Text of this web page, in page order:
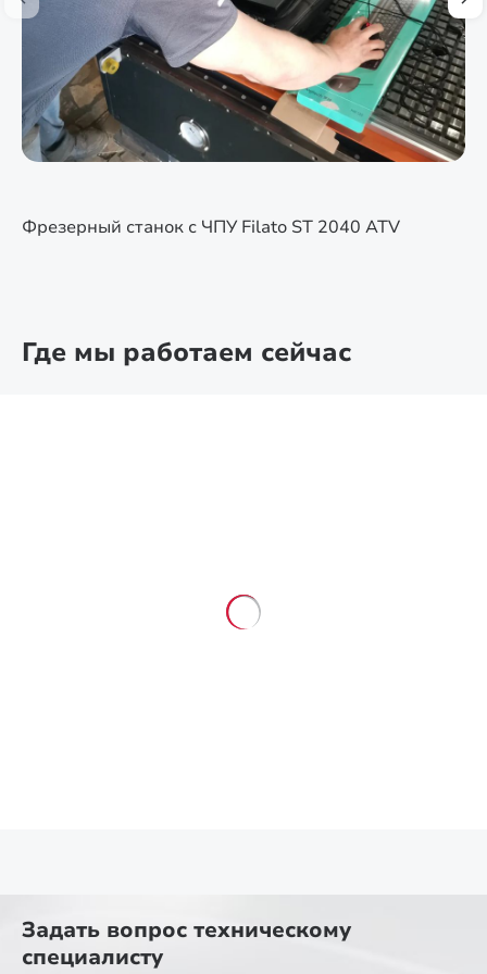
Фрезерный станок с ЧПУ Filato ST 2040 ATV
Где мы работаем сейчас
Задать вопрос техническому
специалисту